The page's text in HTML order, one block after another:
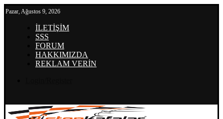
Pazar, Ağustos 9, 2026
İLETİŞİM
SSS
FORUM
HAKKIMIZDA
REKLAM VERİN